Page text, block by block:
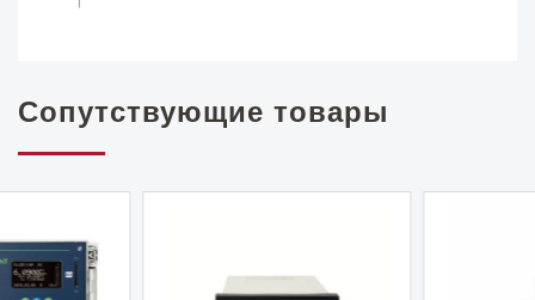
Сопутствующие товары